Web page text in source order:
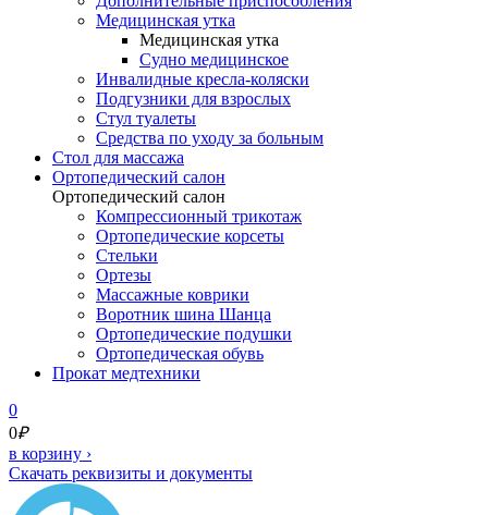
Медицинская утка
Медицинская утка
Судно медицинское
Инвалидные кресла-коляски
Подгузники для взрослых
Стул туалеты
Средства по уходу за больным
Cтол для массажа
Ортопедический салон
Ортопедический салон
Компрессионный трикотаж
Ортопедические корсеты
Стельки
Ортезы
Массажные коврики
Воротник шина Шанца
Ортопедические подушки
Ортопедическая обувь
Прокат медтехники
0
0₽
в корзину ›
Скачать реквизиты и документы